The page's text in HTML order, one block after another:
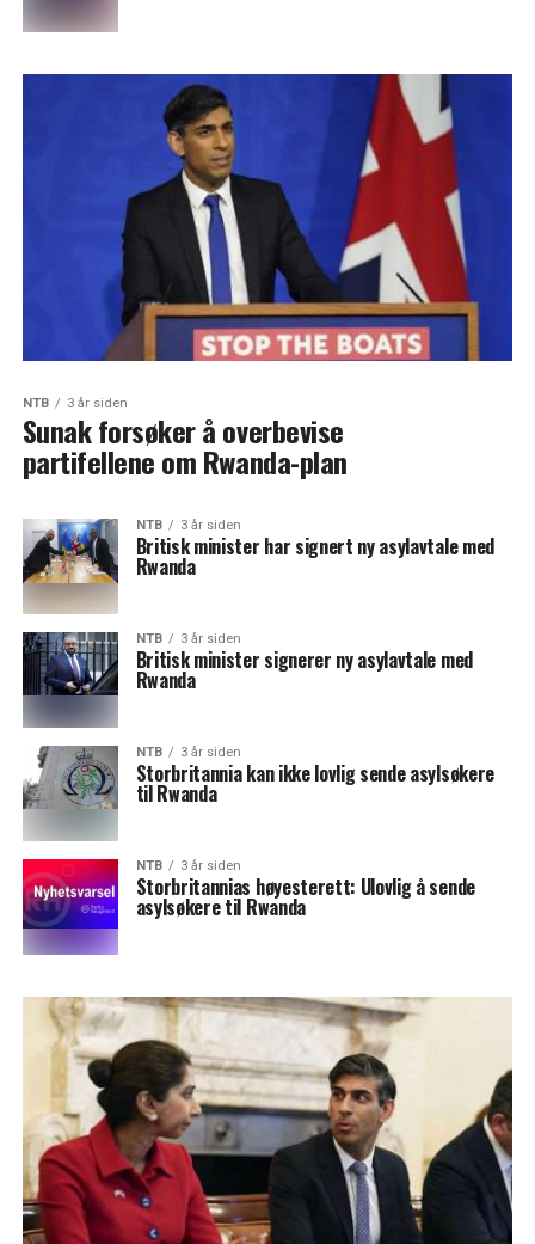
NTB 3 år siden
Sunak forsøker å overbevise
partifellene om Rwanda-plan
NTB 3 år siden
Britisk minister har signert ny asylavtale med
Rwanda
NTB 3 år siden
Britisk minister signerer ny asylavtale med
Rwanda
NTB 3 år siden
Storbritannia kan ikke lovlig sende asylsøkere
til Rwanda
NTB 3 år siden
Storbritannias høyesterett: Ulovlig å sende
asylsøkere til Rwanda